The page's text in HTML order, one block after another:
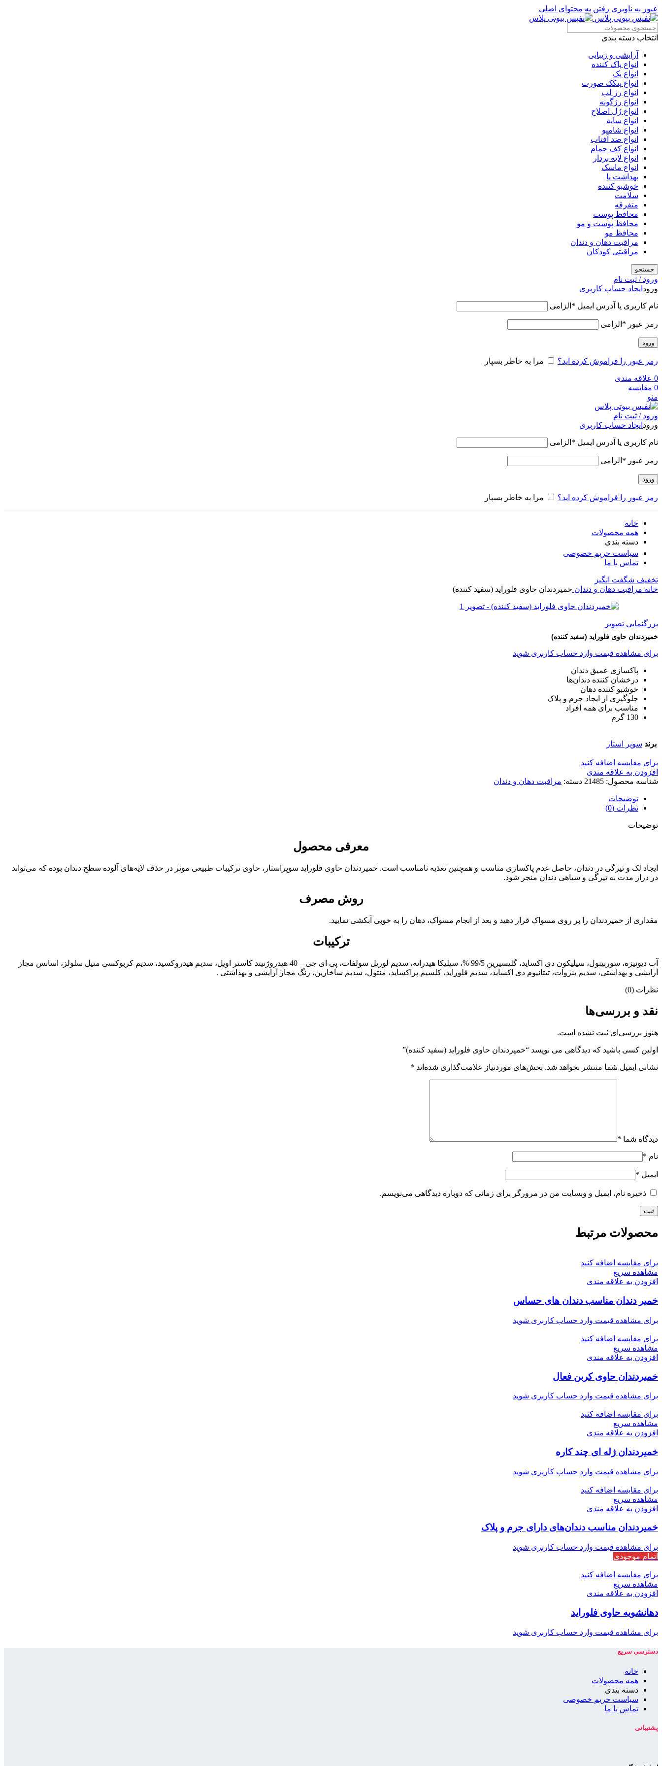
عبور به ناوبری رفتن به محتوای اصلی
انتخاب دسته بندی
آرایشی و زیبایی
انواع پاک کننده
انواع پک
انواع پنکک صورت
انواع رژ لب
انواع رژگونه
انواع ژل اصلاح
انواع سایه
انواع شامپو
انواع ضد آفتاب
انواع کف حمام
انواع لایه بردار
انواع ماسک
بهداشت پا
خوشبو کننده
سلامت
متفرقه
محافظ پوست
محافظ پوست و مو
محافظ مو
مراقبت دهان و دندان
مراقبتی کودکان
جستجو
ورود / ثبت نام
ورود ایجاد حساب کاربری
نام کاربری یا آدرس ایمیل * الزامی
رمز عبور * الزامی
ورود
رمز عبور را فراموش کرده اید؟ مرا به خاطر بسپار
0 علاقه مندی
0 مقایسه
منو
ورود / ثبت نام
ورود ایجاد حساب کاربری
نام کاربری یا آدرس ایمیل * الزامی
رمز عبور * الزامی
ورود
رمز عبور را فراموش کرده اید؟ مرا به خاطر بسپار
خانه
همه محصولات
دسته بندی
سیاست حریم خصوصی
تماس با ما
تخفیف شگفت انگیز
خانه مراقبت دهان و دندان خمیردندان حاوی فلوراید (سفید کننده)
بزرگنمایی تصویر
خمیردندان حاوی فلوراید (سفید کننده)
برای مشاهده قیمت وارد حساب کاربری شوید
پاکسازی عمیق دندان
درخشان ‌کننده دندان‌ها
خوشبو کننده دهان
جلوگیری از ایجاد جرم و پلاک
مناسب برای همه افراد
130 گرم
برند سوپر استار
برای مقایسه اضافه کنید
افزودن به علاقه مندی
شناسه محصول: 21485 دسته: مراقبت دهان و دندان
توضیحات
نظرات (0)
توضیحات
معرفی محصول
ایجاد لک و تیرگی در دندان، حاصل عدم پاکسازی مناسب و همچنین تغذیه نامناسب است. خمیردندان حاوی فلوراید سوپراستار، حاوی ترکیبات طبیعی موثر در حذف لایه‌های آلوده سطح دندان بوده که می‌تواند
در دراز مدت به تیرگی و سیاهی دندان منجر شود.
روش مصرف
مقداری از خمیردندان را بر روی مسواک قرار دهید و بعد از انجام مسواک، دهان را به خوبی آبکشی نمایید.
ترکیبات
آب دیونیزه، سوربیتول، سیلیکون دی اکساید، گلیسیرین 99/5 %، سیلیکا هیدراته، سدیم لوریل سولفات، پی ای جی – 40 هیدروژنیتد کاستر اویل، سدیم هیدروکسید، سدیم کربوکسی متیل سلولز، اسانس مجاز
آرایشی و بهداشتی، سدیم بنزوات، تیتانیوم دی اکساید، سدیم فلوراید، کلسیم پراکساید، منتول، سدیم ساخارین، رنگ مجاز آرایشی و بهداشتی .
نظرات (0)
نقد و بررسی‌ها
هنوز بررسی‌ای ثبت نشده است.
اولین کسی باشید که دیدگاهی می نویسد “خمیردندان حاوی فلوراید (سفید کننده)”
نشانی ایمیل شما منتشر نخواهد شد. بخش‌های موردنیاز علامت‌گذاری شده‌اند *
دیدگاه شما *
نام *
ایمیل *
ذخیره نام، ایمیل و وبسایت من در مرورگر برای زمانی که دوباره دیدگاهی می‌نویسم.
محصولات مرتبط
برای مقایسه اضافه کنید
مشاهده سریع
افزودن به علاقه مندی
خمير دندان مناسب دندان های حساس
برای مشاهده قیمت وارد حساب کاربری شوید
برای مقایسه اضافه کنید
مشاهده سریع
افزودن به علاقه مندی
خمیردندان حاوی کربن فعال
برای مشاهده قیمت وارد حساب کاربری شوید
برای مقایسه اضافه کنید
مشاهده سریع
افزودن به علاقه مندی
خمیردندان ژله ای چند كاره
برای مشاهده قیمت وارد حساب کاربری شوید
برای مقایسه اضافه کنید
مشاهده سریع
افزودن به علاقه مندی
خمیردندان مناسب دندان‌های دارای جرم و پلاک
برای مشاهده قیمت وارد حساب کاربری شوید
اتمام موجودی
برای مقایسه اضافه کنید
مشاهده سریع
افزودن به علاقه مندی
دهانشویه حاوی فلوراید
برای مشاهده قیمت وارد حساب کاربری شوید
دسترسی سریع
خانه
همه محصولات
دسته بندی
سیاست حریم خصوصی
تماس با ما
پشتیبانی